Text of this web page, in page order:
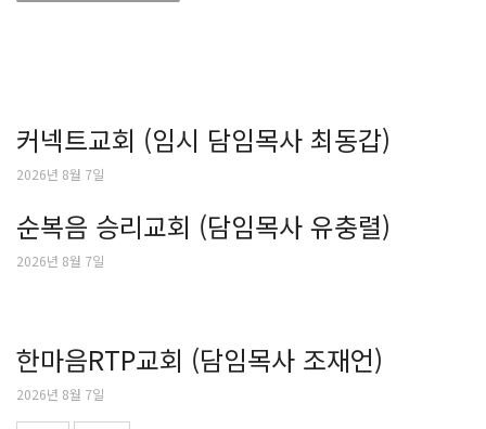
커넥트교회 (임시 담임목사 최동갑)
2026년 8월 7일
순복음 승리교회 (담임목사 유충렬)
2026년 8월 7일
한마음RTP교회 (담임목사 조재언)
2026년 8월 7일